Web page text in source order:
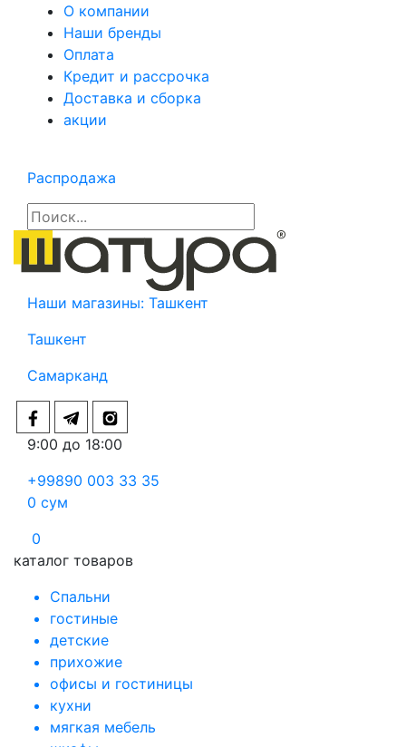
О компании
Наши бренды
Оплата
Кредит и рассрочка
Доставка и сборка
акции
Распродажа
Наши магазины: Ташкент
Ташкент
Самарканд
9:00 до 18:00
+99890 003 33 35
0 сум
0
каталог товаров
Спальни
гостиные
детские
прихожие
офисы и гостиницы
кухни
мягкая мебель